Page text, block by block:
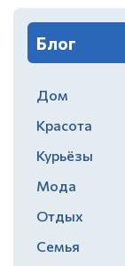
Блог
Дом
Красота
Курьёзы
Мода
Отдых
Семья